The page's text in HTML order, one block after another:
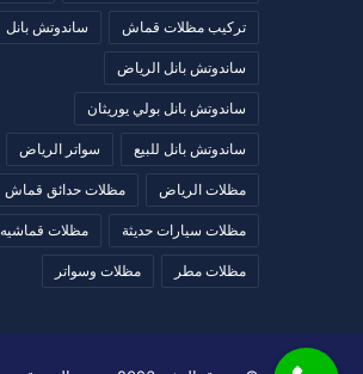
تركيب مظلات قماش ساندوتش بانل
ساندوتش بانل الرياض
ساندوتش بانل بولي يوريثان
ساندوتش بانل للبيع سواتر الرياض
مظلات الرياض مظلات حدائق قماش
مظلات سيارات حديثة مظلات قماشيه
مظلات مطر مظلات وسواتر